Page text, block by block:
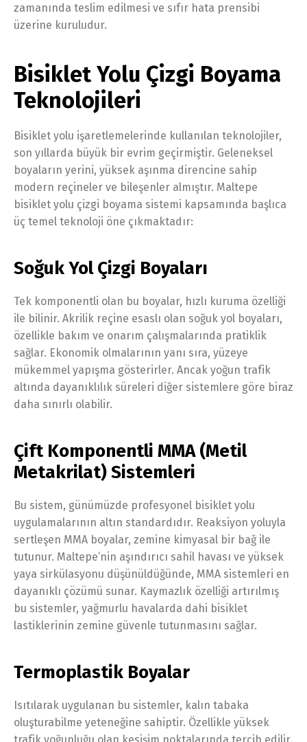
zamanında teslim edilmesi ve sıfır hata prensibi
üzerine kuruludur.
Bisiklet Yolu Çizgi Boyama
Teknolojileri
Bisiklet yolu işaretlemelerinde kullanılan teknolojiler,
son yıllarda büyük bir evrim geçirmiştir. Geleneksel
boyaların yerini, yüksek aşınma direncine sahip
modern reçineler ve bileşenler almıştır. Maltepe
bisiklet yolu çizgi boyama sistemi kapsamında başlıca
üç temel teknoloji öne çıkmaktadır:
Soğuk Yol Çizgi Boyaları
Tek komponentli olan bu boyalar, hızlı kuruma özelliği
ile bilinir. Akrilik reçine esaslı olan soğuk yol boyaları,
özellikle bakım ve onarım çalışmalarında pratiklik
sağlar. Ekonomik olmalarının yanı sıra, yüzeye
mükemmel yapışma gösterirler. Ancak yoğun trafik
altında dayanıklılık süreleri diğer sistemlere göre biraz
daha sınırlı olabilir.
Çift Komponentli MMA (Metil
Metakrilat) Sistemleri
Bu sistem, günümüzde profesyonel bisiklet yolu
uygulamalarının altın standardıdır. Reaksiyon yoluyla
sertleşen MMA boyalar, zemine kimyasal bir bağ ile
tutunur. Maltepe’nin aşındırıcı sahil havası ve yüksek
yaya sirkülasyonu düşünüldüğünde, MMA sistemleri en
dayanıklı çözümü sunar. Kaymazlık özelliği artırılmış
bu sistemler, yağmurlu havalarda dahi bisiklet
lastiklerinin zemine güvenle tutunmasını sağlar.
Termoplastik Boyalar
Isıtılarak uygulanan bu sistemler, kalın tabaka
oluşturabilme yeteneğine sahiptir. Özellikle yüksek
trafik yoğunluğu olan kesişim noktalarında tercih edilir.